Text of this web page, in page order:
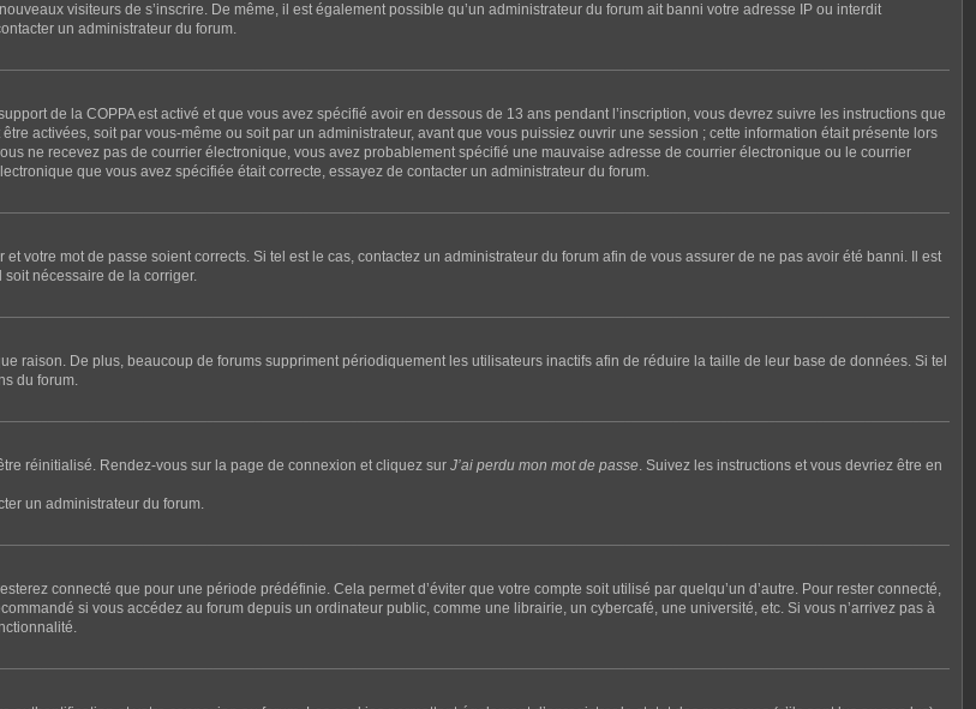
visiteurs de s’inscrire. De même, il est également possible qu’un administrateur du forum ait banni votre adresse IP ou interdit
un administrateur du forum.
de la COPPA est activé et que vous avez spécifié avoir en dessous de 13 ans pendant l’inscription, vous devrez suivre les instructions que
activées, soit par vous-même ou soit par un administrateur, avant que vous puissiez ouvrir une session ; cette information était présente lors
ne recevez pas de courrier électronique, vous avez probablement spécifié une mauvaise adresse de courrier électronique ou le courrier
que vous avez spécifiée était correcte, essayez de contacter un administrateur du forum.
votre mot de passe soient corrects. Si tel est le cas, contactez un administrateur du forum afin de vous assurer de ne pas avoir été banni. Il est
nécessaire de la corriger.
raison. De plus, beaucoup de forums suppriment périodiquement les utilisateurs inactifs afin de réduire la taille de leur base de données. Si tel
du forum.
réinitialisé. Rendez-vous sur la page de connexion et cliquez sur J’ai perdu mon mot de passe. Suivez les instructions et vous devriez être en
un administrateur du forum.
connecté que pour une période prédéfinie. Cela permet d’éviter que votre compte soit utilisé par quelqu’un d’autre. Pour rester connecté,
si vous accédez au forum depuis un ordinateur public, comme une librairie, un cybercafé, une université, etc. Si vous n’arrivez pas à